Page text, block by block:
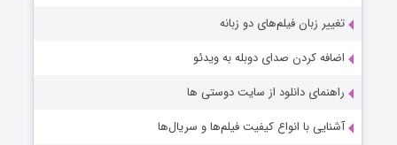
تغییر زبان فیلم‌های دو زبانه
اضافه کردن صدای دوبله به ویدئو
راهنمای دانلود از سایت دوستی ها
آشنایی با انواع کیفیت فیلم‌ها و سریال‌ها